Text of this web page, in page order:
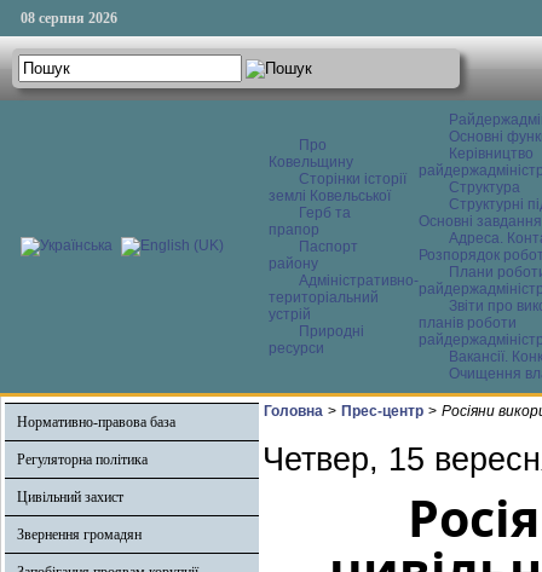
08 серпня 2026
Про
Ковельщину
Сторінки історії
землі Ковельської
Герб та
прапор
Паспорт
району
Адміністративно-
територіальний
устрій
Природні
ресурси
Основні
Керівництво
Структура
Структурні
Основні завдання
Адреса.
Розпорядок
Плани
Звіти про
планів роботи
Вакансії.
Очищення
Нормативно-правова база
Регуляторна політика
Цивільний захист
Звернення громадян
Головна > Прес-центр > Росіяни
Четвер, 15